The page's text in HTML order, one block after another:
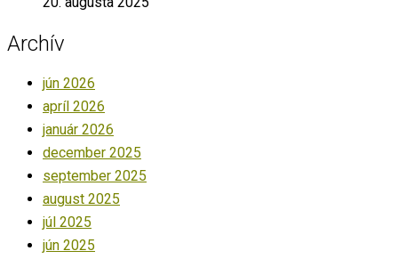
Archív
jún 2026
apríl 2026
január 2026
december 2025
september 2025
august 2025
júl 2025
jún 2025